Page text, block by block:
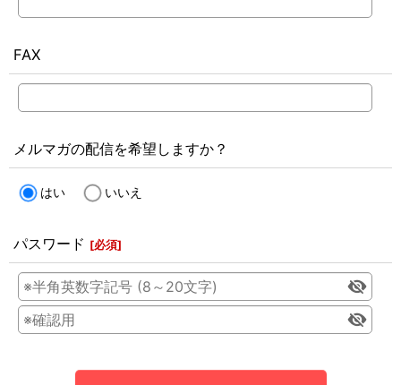
FAX
メルマガの配信を希望しますか？
はい いいえ
パスワード [必須]